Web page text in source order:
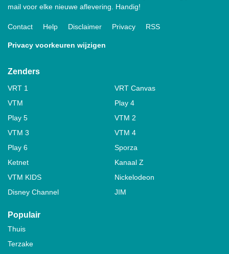
mail voor elke nieuwe aflevering. Handig!
Contact Help Disclaimer Privacy RSS
Privacy voorkeuren wijzigen
Zenders
VRT 1
VRT Canvas
VTM
Play 4
Play 5
VTM 2
VTM 3
VTM 4
Play 6
Sporza
Ketnet
Kanaal Z
VTM KIDS
Nickelodeon
Disney Channel
JIM
Populair
Thuis
Terzake